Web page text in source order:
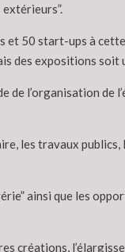
et 50 start-ups à
des expositions soit
l’organisation de
les travaux
ainsi que les
créations,